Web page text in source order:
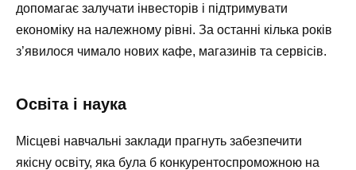
допомагає залучати інвесторів і підтримувати
економіку на належному рівні. За останні кілька років
з’явилося чимало нових кафе, магазинів та сервісів.
Освіта і наука
Місцеві навчальні заклади прагнуть забезпечити
якісну освіту, яка була б конкурентоспроможною на